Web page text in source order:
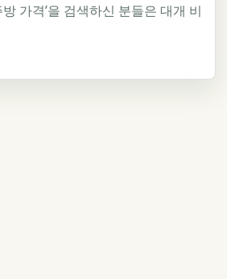
가격’을 검색하신 분들은 대개 비